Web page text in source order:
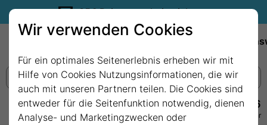
35€ Reisegutschein sichern.
+49 228 3875 7256
Persönlich · Kostenlos · Täglich 08–22 Uhr
Wir verwenden Cookies
Für ein optimales Seitenerlebnis erheben wir mit
Hilfe von Cookies Nutzungsinformationen, die wir
auch mit unseren Partnern teilen. Die Cookies sind
entweder für die Seitenfunktion notwendig, dienen
Analyse- und Marketingzwecken oder